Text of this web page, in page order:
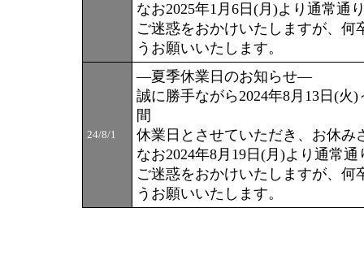
なお2025年1月6日(月)より通常通
ご迷惑をおかけいたしますが、何
うお願いいたします。
24/8/1
―夏季休業日のお知らせ―
誠に勝手ながら2024年8月13日(火)
間
休業日とさせていただき、お休み
なお2024年8月19日(月)より通常
ご迷惑をおかけいたしますが、何
うお願いいたします。